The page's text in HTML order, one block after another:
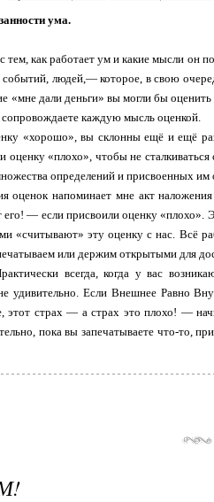
ума.
тем, как работает ум и какие мысли он
людей,— которое, в свою
«мне дали деньги» вы могли бы
каждую мысль оценкой.
«хорошо», вы склонны ещё и ещё
оценку «плохо», чтобы не
определений и присвоенных
оценок напоминает мне акт
его! — если присвоили оценку
«считывают» эту оценку с нас. Всё
или держим открытыми для
всегда, когда у вас
удивительно. Если Внешнее Равно
этот страх — а страх это плохо! —
пока вы запечатываете что-то,